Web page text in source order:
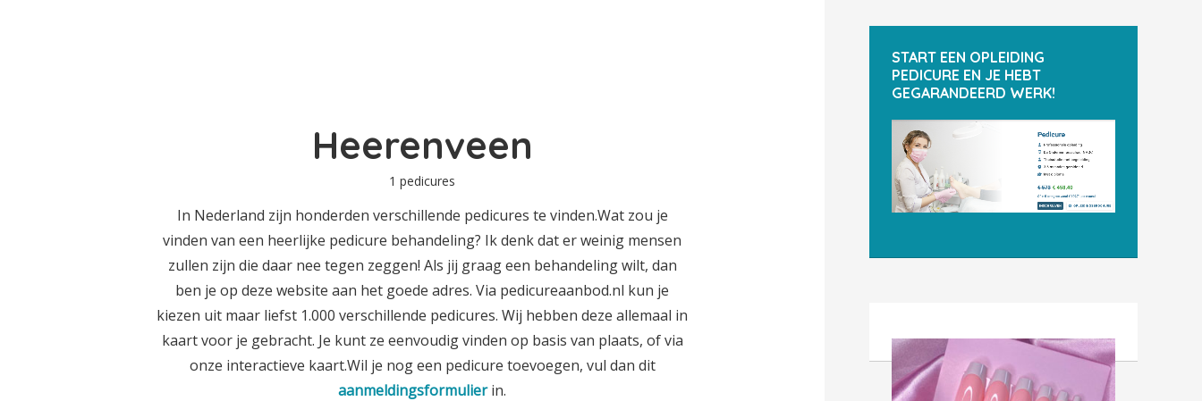
Heerenveen
1 pedicures
In Nederland zijn honderden verschillende pedicures te vinden.Wat zou je
vinden van een heerlijke pedicure behandeling? Ik denk dat er weinig mensen
zullen zijn die daar nee tegen zeggen! Als jij graag een behandeling wilt, dan
ben je op deze website aan het goede adres. Via pedicureaanbod.nl kun je
kiezen uit maar liefst 1.000 verschillende pedicures. Wij hebben deze allemaal in
kaart voor je gebracht. Je kunt ze eenvoudig vinden op basis van plaats, of via
onze interactieve kaart.Wil je nog een pedicure toevoegen, vul dan dit
aanmeldingsformulierin.
START EEN OPLEIDING
PEDICURE EN JE HEBT
GEGARANDEERD WERK!